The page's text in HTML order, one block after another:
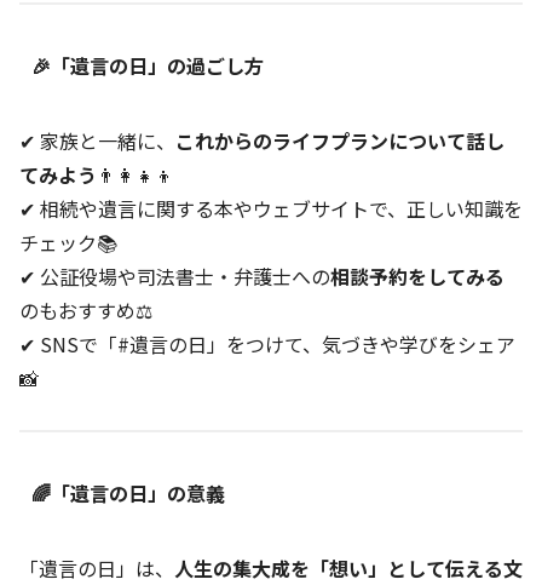
🎉「遺言の日」の過ごし方
✔ 家族と一緒に、 これからのライフプランについて話し
てみよう 👨‍👩‍👧‍👦
✔ 相続や遺言に関する本やウェブサイトで、正しい知識を
チェック📚
✔ 公証役場や司法書士・弁護士への相談予約をしてみる
のもおすすめ⚖️
✔ SNSで「#遺言の日」をつけて、気づきや学びをシェア
📸
🌈「遺言の日」の意義
「遺言の日」は、 人生の集大成を「想い」として伝える文